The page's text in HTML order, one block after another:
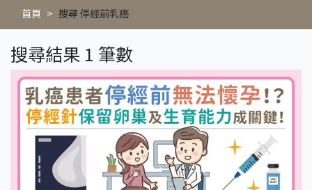
首頁 搜尋 停經前乳癌
搜尋結果 1 筆數